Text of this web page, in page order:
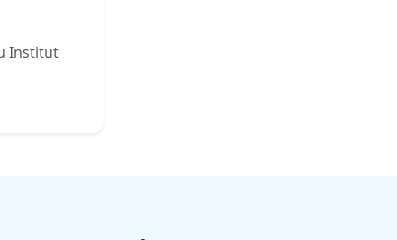
Institut